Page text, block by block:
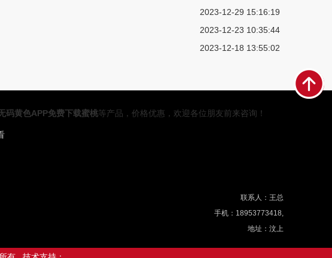
2023-12-29 15:16:19
2023-12-23 10:35:44
2023-12-18 13:55:02
码黄色APP免费下载蜜桃等产品，价格优惠，欢迎各位朋友前来咨询！
联系人：王总
手机：18953773418,
地址：汶上